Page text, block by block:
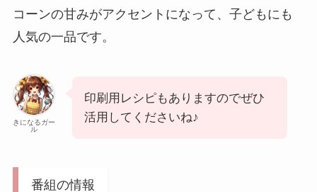
コーンの甘みがアクセントになって、子どもにも
人気の一品です。
きになるガー
ル
印刷用レシピもありますのでぜひ
活用してくださいね♪
番組の情報